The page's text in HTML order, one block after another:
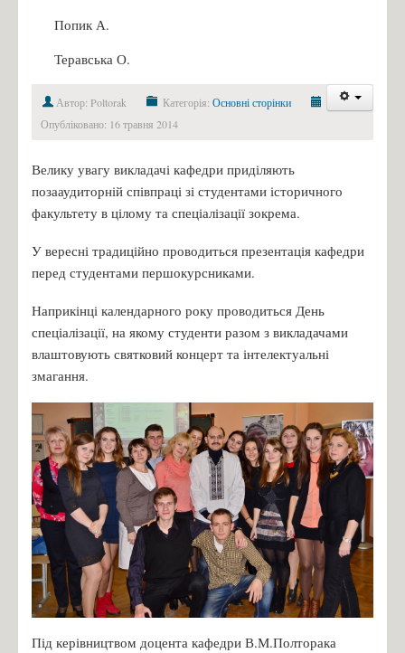
Попик А.
Теравська О.
Автор: Poltorak Категорія: Основні сторінки
Опубліковано: 16 травня 2014
Велику увагу викладачі кафедри приділяють
позааудиторній співпраці зі студентами історичного
факультету в цілому та спеціалізації зокрема.
У вересні традиційно проводиться презентація кафедри
перед студентами першокурсниками.
Наприкінці календарного року проводиться День
спеціалізації, на якому студенти разом з викладачами
влаштовують святковий концерт та інтелектуальні
змагання.
Під керівництвом доцента кафедри В.М.Полторака